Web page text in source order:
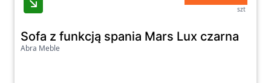
szt
Sofa z funkcją spania Mars Lux czarna
Abra Meble